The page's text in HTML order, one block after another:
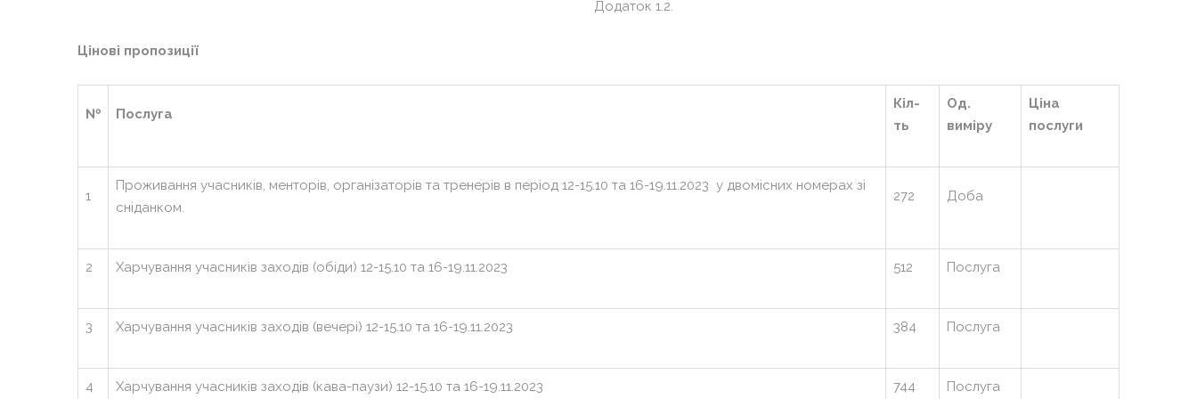
Додаток 1.2.
Цінові пропозиції
№ Послуга
Кіл-
ть
Од.
виміру
Ціна
послуги
1
Проживання учасників, менторів, організаторів та тренерів в період 12-15.10 та 16-19.11.2023 у двомісних номерах зі
сніданком.
272 Доба
2 Харчування учасників заходів (обіди) 12-15.10 та 16-19.11.2023 512 Послуга
3 Харчування учасників заходів (вечері) 12-15.10 та 16-19.11.2023 384 Послуга
4 Харчування учасників заходів (кава-паузи) 12-15.10 та 16-19.11.2023 744 Послуга